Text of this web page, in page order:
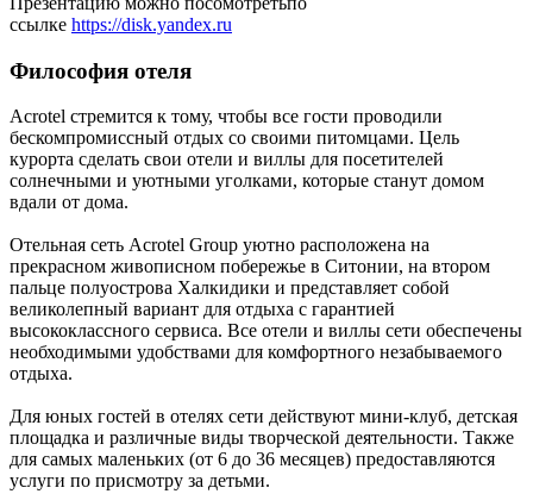
ссылке https://disk.yandex.ru
Философия отеля
Acrotel стремится к тому, чтобы все гости проводили
бескомпромиссный отдых со своими питомцами. Цель
курорта сделать свои отели и виллы для посетителей
солнечными и уютными уголками, которые станут домом
вдали от дома.
Отельная сеть Acrotel Group уютно расположена на
прекрасном живописном побережье в Ситонии, на втором
пальце полуострова Халкидики и представляет собой
великолепный вариант для отдыха с гарантией
высококлассного сервиса. Все отели и виллы сети обеспечены
необходимыми удобствами для комфортного незабываемого
отдыха.
Для юных гостей в отелях сети действуют мини-клуб, детская
площадка и различные виды творческой деятельности. Также
для самых маленьких (от 6 до 36 месяцев) предоставляются
услуги по присмотру за детьми.